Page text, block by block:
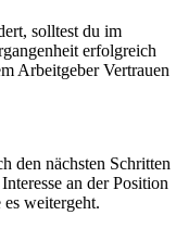
solltest du im
erfolgreich
Arbeitgeber Vertrauen
den nächsten Schritten
an der Position
weitergeht.